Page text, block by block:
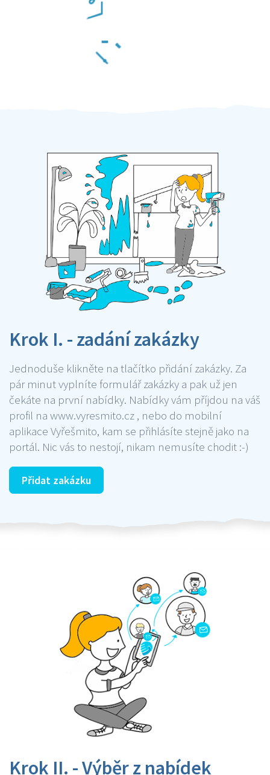
Krok I. - zadání zakázky
Jednoduše klikněte na tlačítko přidání zakázky. Za
pár minut vyplníte formulář zakázky a pak už jen
čekáte na první nabídky. Nabídky vám příjdou na váš
profil na www.vyresmito.cz , nebo do mobilní
aplikace Vyřešmito, kam se přihlásíte stejně jako na
portál. Nic vás to nestojí, nikam nemusíte chodit :-)
Přidat zakázku
Krok II. - Výběr z nabídek